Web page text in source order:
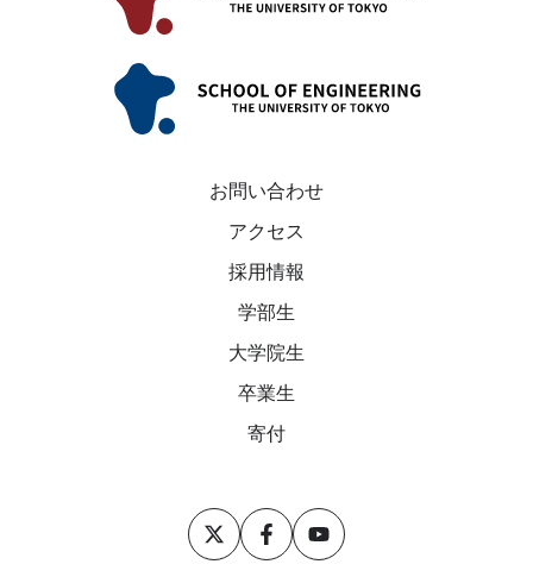
お問い合わせ
アクセス
採用情報
学部生
大学院生
卒業生
寄付